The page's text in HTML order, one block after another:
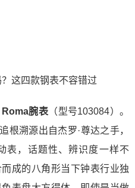
Roma腕表 （型号103084）。
根溯源出自杰罗·尊达之手，
表，话题性、辨识度一样不
成的八角形当下钟表行业独